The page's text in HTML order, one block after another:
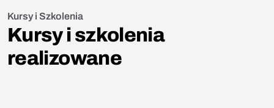
Kursy i Szkolenia
Kursy i szkolenia
realizowane